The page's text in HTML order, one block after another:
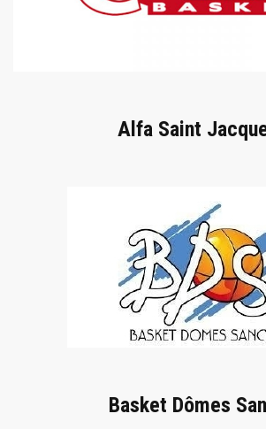
Alfa Saint
Basket Dômes